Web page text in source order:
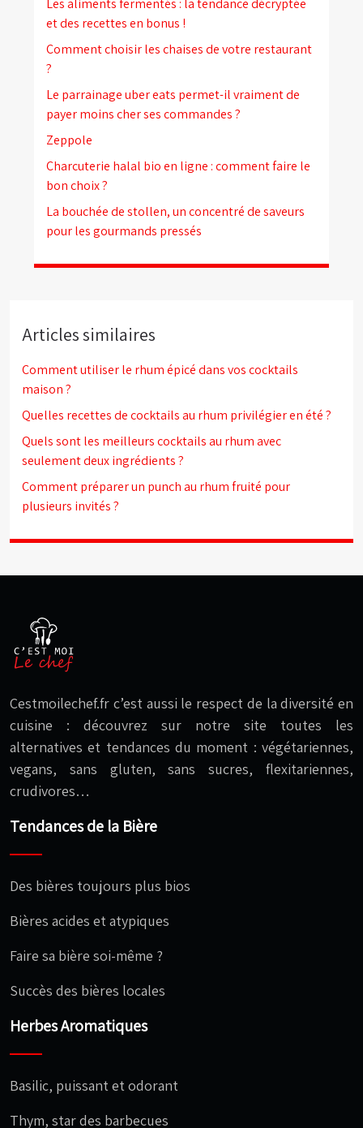
Les aliments fermentés : la tendance décryptée
et des recettes en bonus !
Comment choisir les chaises de votre restaurant
?
Le parrainage uber eats permet-il vraiment de
payer moins cher ses commandes ?
Zeppole
Charcuterie halal bio en ligne : comment faire le
bon choix ?
La bouchée de stollen, un concentré de saveurs
pour les gourmands pressés
Articles similaires
Comment utiliser le rhum épicé dans vos cocktails
maison ?
Quelles recettes de cocktails au rhum privilégier en été ?
Quels sont les meilleurs cocktails au rhum avec
seulement deux ingrédients ?
Comment préparer un punch au rhum fruité pour
plusieurs invités ?
Cestmoilechef.fr c’est aussi le respect de la diversité en
cuisine : découvrez sur notre site toutes les
alternatives et tendances du moment : végétariennes,
vegans, sans gluten, sans sucres, flexitariennes,
crudivores…
Tendances de la Bière
Des bières toujours plus bios
Bières acides et atypiques
Faire sa bière soi-même ?
Succès des bières locales
Herbes Aromatiques
Basilic, puissant et odorant
Thym, star des barbecues